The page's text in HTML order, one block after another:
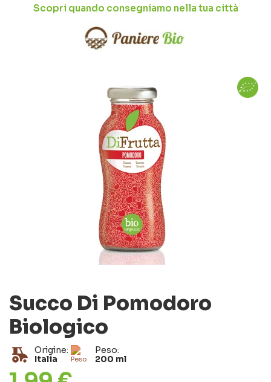
Scopri quando consegniamo nella tua città
Succo Di Pomodoro
Biologico
Origine:
Italia
Peso:
200 ml